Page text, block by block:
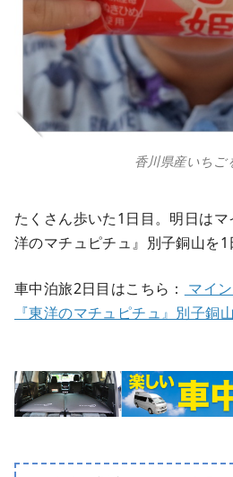
香川県産いちご
たくさん歩いた1日目。明日は
洋のマチュピチュ』別子銅山を1
車中泊旅2日目はこちら： マイ
『東洋のマチュピチュ』別子銅